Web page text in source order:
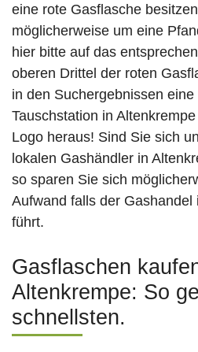
eine rote Gasflasche
möglicherweise um eine
hier bitte auf das
oberen Drittel der roten
in den Suchergebnissen
Tauschstation in
Logo heraus! Sind Sie sich
lokalen Gashändler in
so sparen Sie sich
Aufwand falls der
führt.
Gasflaschen
Altenkrempe: So
schnellsten.